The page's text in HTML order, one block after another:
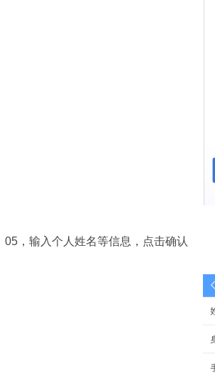
05，输入个人姓名等信息，点击确认